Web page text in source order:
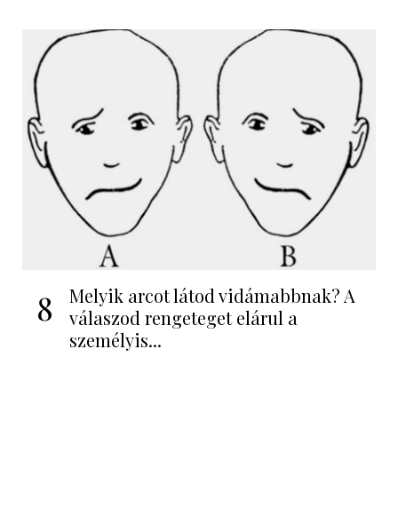
8
Melyik arcot látod vidámabbnak? A
válaszod rengeteget elárul a
személyis...